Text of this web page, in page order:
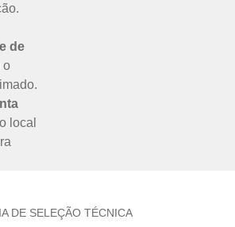
de
o
local
DE SELEÇÃO TÉCNICA